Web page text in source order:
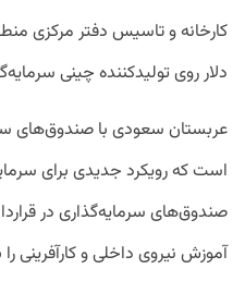
دلار روی تولیدکننده چینی
عربستان سعودی با صندوق‌های
است که رویکرد جدیدی برای
صندوق‌های سرمایه‌گذاری در
آموزش نیروی داخلی و کارآفرینی